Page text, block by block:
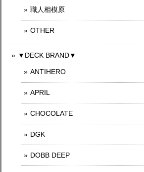
職人相模原
OTHER
▼DECK BRAND▼
ANTIHERO
APRIL
CHOCOLATE
DGK
DOBB DEEP